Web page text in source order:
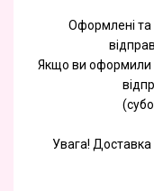
Оформлені та
Якщо ви оформили
Увага!